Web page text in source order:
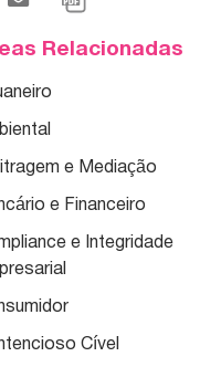
Relacionadas
e Mediação
e Financeiro
e Integridade
Cível